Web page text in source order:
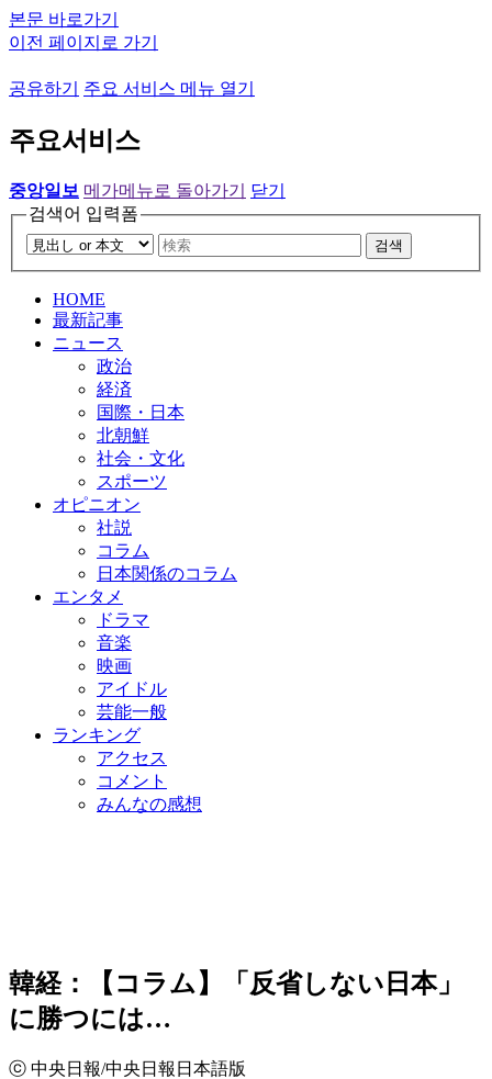
본문 바로가기
이전 페이지로 가기
공유하기 주요 서비스 메뉴 열기
주요서비스
중앙일보 메가메뉴로 돌아가기
닫기
검색어 입력폼
검색
HOME
最新記事
ニュース
政治
経済
国際・日本
北朝鮮
社会・文化
スポーツ
オピニオン
社説
コラム
日本関係のコラム
エンタメ
ドラマ
音楽
映画
アイドル
芸能一般
ランキング
アクセス
コメント
みんなの感想
韓経：【コラム】「反省しない日本」
に勝つには…
ⓒ 中央日報/中央日報日本語版